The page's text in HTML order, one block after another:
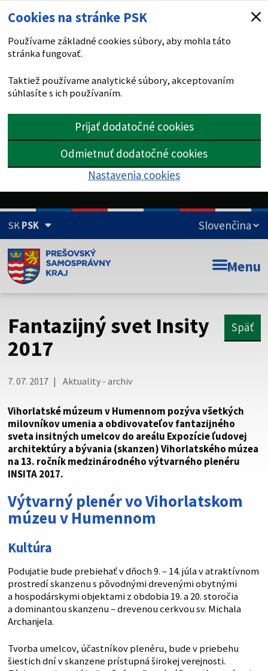
Cookies na stránke PSK
Používame základné cookies súbory, aby mohla táto
stránka fungovať.
Taktiež používame analytické súbory, akceptovaním
súhlasíte s ich používaním.
Prijať dodatočné cookies
Odmietnuť dodatočné cookies
Nastavenia cookies
SKPSK
Doména psk.sk je oficiálna
Toto je oficiálna webová stránka Prešovského
Táto stránka je zabezpečená
cez zabezpečenú webovú stránku. Zabezpečená stránka
vždy začína https:// pred názvom domény webového sídla.
Menu
Fantazijný svet Insity
2017
Späť
7. 07. 2017 Aktuality - archiv
Vihorlatské múzeum v Humennom pozýva všetkých
milovníkov umenia a obdivovateľov fantazijného
sveta insitných umelcov do areálu Expozície ľudovej
architektúry a bývania (skanzen) Vihorlatského múzea
na 13. ročník medzinárodného výtvarného plenéru
INSITA 2017.
Výtvarný plenér vo Vihorlatskom
múzeu v Humennom
Kultúra
Podujatie bude prebiehať v dňoch 9. – 14. júla v atraktívnom
prostredí skanzenu s pôvodnými drevenými obytnými
a hospodárskymi objektami z obdobia 19. a 20. storočia
a dominantou skanzenu – drevenou cerkvou sv. Michala
Archanjela.
Tvorba umelcov, účastníkov plenéru, bude v priebehu
šiestich dní v skanzene prístupná širokej verejnosti.